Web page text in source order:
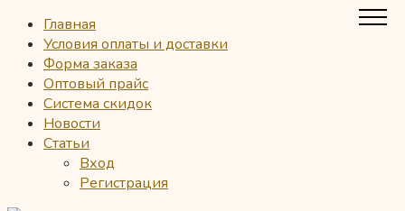
Главная
Условия оплаты и доставки
Форма заказа
Оптовый прайс
Система скидок
Новости
Статьи
Вход
Регистрация